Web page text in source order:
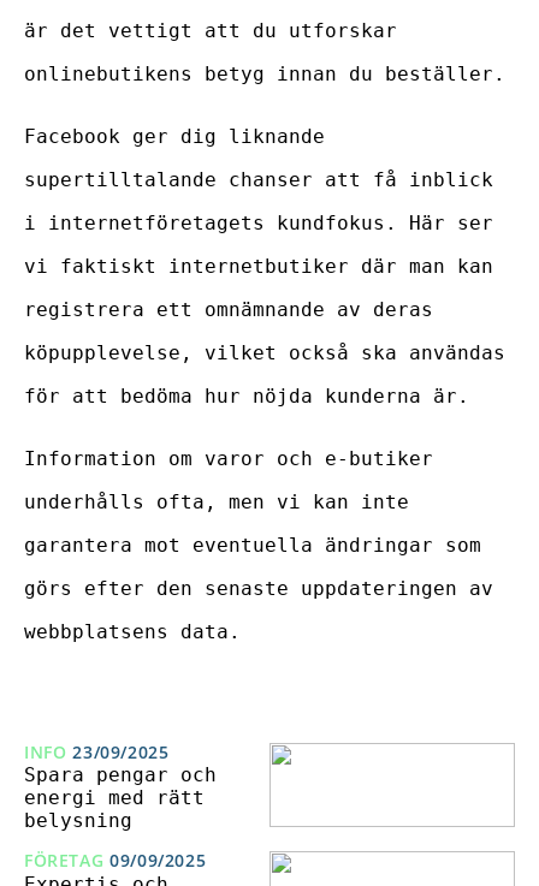
är det vettigt att du utforskar
onlinebutikens betyg innan du beställer.
Facebook ger dig liknande
supertilltalande chanser att få inblick
i internetföretagets kundfokus. Här ser
vi faktiskt internetbutiker där man kan
registrera ett omnämnande av deras
köpupplevelse, vilket också ska användas
för att bedöma hur nöjda kunderna är.
Information om varor och e-butiker
underhålls ofta, men vi kan inte
garantera mot eventuella ändringar som
görs efter den senaste uppdateringen av
webbplatsens data.
INFO 23/09/2025
Spara pengar och
energi med rätt
belysning
FÖRETAG 09/09/2025